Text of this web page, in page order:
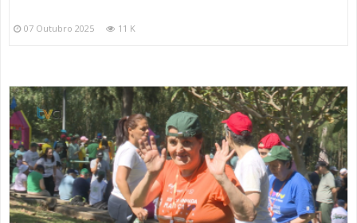
07 Outubro 2025 11 K